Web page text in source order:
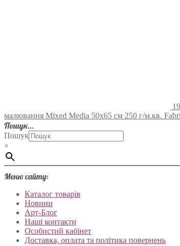
малювання Mixed Media 50х65 см 250 г/м.кв.
Пошук…
Пошук
×
Меню сайту:
Каталог товарів
Новини
Арт-Блог
Наші контакти
Особистий кабінет
Доставка, оплата та політика повернень